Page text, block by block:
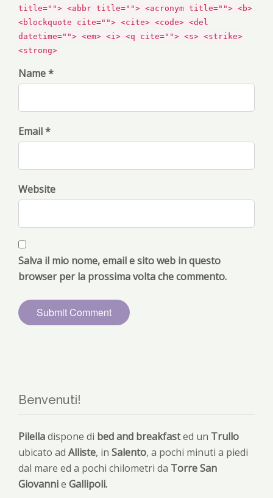
title=""> <abbr title=""> <acronym title=""> <b>
<blockquote cite=""> <cite> <code> <del
datetime=""> <em> <i> <q cite=""> <s> <strike>
<strong>
Name *
Email *
Website
Salva il mio nome, email e sito web in questo
browser per la prossima volta che commento.
Benvenuti!
Pilelladispone di bed and breakfasted un Trullo
ubicato ad Alliste, in Salento, a pochi minuti a piedi
dal mare ed a pochi chilometri da Torre San
Giovannie Gallipoli.